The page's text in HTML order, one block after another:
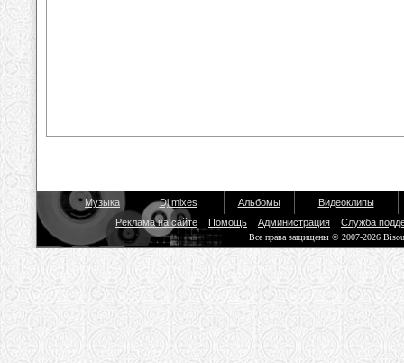
Музыка Dj mixes Альбомы
Видеоклипы
Реклама на сайте
Помощь Администрация Служба
Все права защищены © 2007-2026